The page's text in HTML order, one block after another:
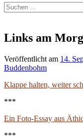
Suchen
nach:
Links am
Veröffentlicht am 14.
Buddenbohm
Klappe halten, weiter
***
Ein Foto-Essay aus
***